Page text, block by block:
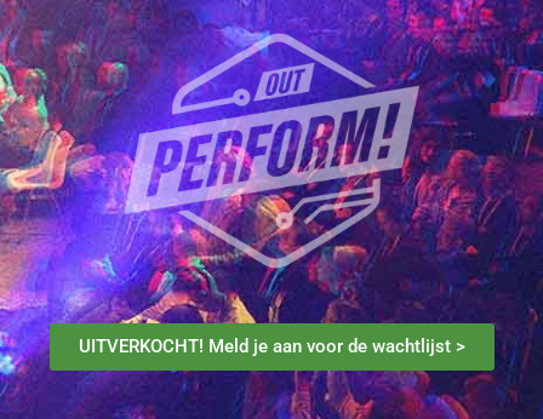
UITVERKOCHT! Meld je aan voor de wachtlijst >